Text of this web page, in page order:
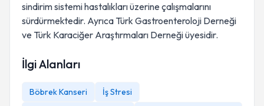
sindirim sistemi hastalıkları üzerine çalışmalarını
sürdürmektedir. Ayrıca Türk Gastroenteroloji Derneği
ve Türk Karaciğer Araştırmaları Derneği üyesidir.
İlgi Alanları
Böbrek Kanseri
İş Stresi